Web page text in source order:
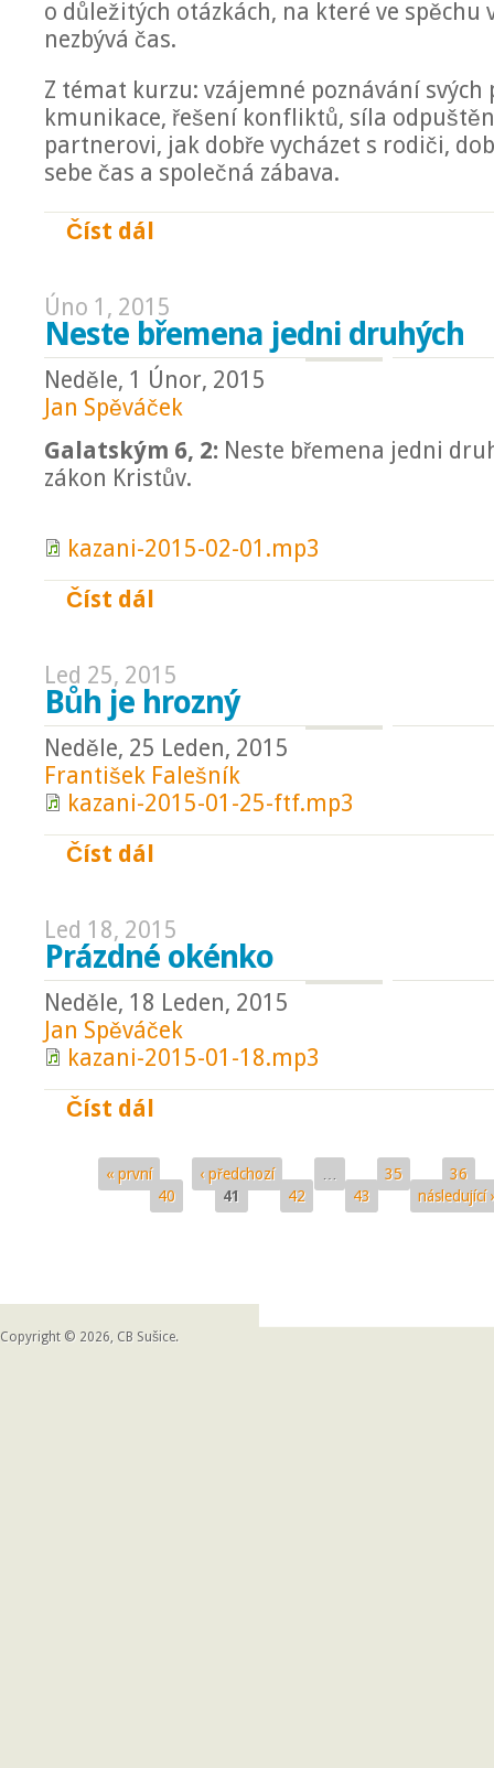
o důležitých otázkách, na které ve spěchu
nezbývá čas.
Z témat kurzu: vzájemné poznávání
kmunikace, řešení konfliktů, síla
partnerovi, jak dobře vycházet s rodiči,
sebe čas a společná zábava.
Číst dál
Úno 1, 2015
Neste břemena jedni druhých
Neděle, 1 Únor, 2015
Jan Spěváček
Galatským 6, 2: Neste břemena jedni
zákon Kristův.
kazani-2015-02-01.mp3
Číst dál
Led 25, 2015
Bůh je hrozný
Neděle, 25 Leden, 2015
František Falešník
kazani-2015-01-25-ftf.mp3
Číst dál
Led 18, 2015
Prázdné okénko
Neděle, 18 Leden, 2015
Jan Spěváček
kazani-2015-01-18.mp3
Číst dál
Stránky
« první ‹ předchozí 35
36
40
41 42 43 následující ›
Copyright © 2026, CB Sušice.